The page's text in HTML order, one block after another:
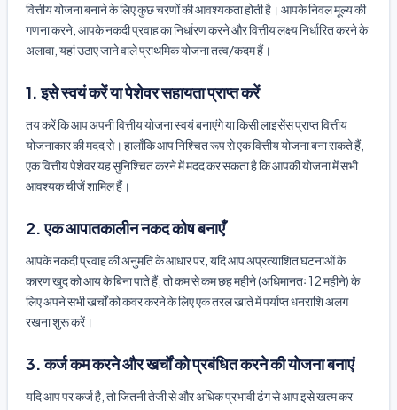
वित्तीय योजना बनाने के लिए कुछ चरणों की आवश्यकता होती है। आपके निवल मूल्य की
गणना करने, आपके नकदी प्रवाह का निर्धारण करने और वित्तीय लक्ष्य निर्धारित करने के
अलावा, यहां उठाए जाने वाले प्राथमिक योजना तत्व/कदम हैं।
1. इसे स्वयं करें या पेशेवर सहायता प्राप्त करें
तय करें कि आप अपनी वित्तीय योजना स्वयं बनाएंगे या किसी लाइसेंस प्राप्त वित्तीय
योजनाकार की मदद से। हालाँकि आप निश्चित रूप से एक वित्तीय योजना बना सकते हैं,
एक वित्तीय पेशेवर यह सुनिश्चित करने में मदद कर सकता है कि आपकी योजना में सभी
आवश्यक चीजें शामिल हैं।
2. एक आपातकालीन नकद कोष बनाएँ
आपके नकदी प्रवाह की अनुमति के आधार पर, यदि आप अप्रत्याशित घटनाओं के
कारण खुद को आय के बिना पाते हैं, तो कम से कम छह महीने (अधिमानतः 12 महीने) के
लिए अपने सभी खर्चों को कवर करने के लिए एक तरल खाते में पर्याप्त धनराशि अलग
रखना शुरू करें।
3. कर्ज कम करने और खर्चों को प्रबंधित करने की योजना बनाएं
यदि आप पर कर्ज है, तो जितनी तेजी से और अधिक प्रभावी ढंग से आप इसे खत्म कर